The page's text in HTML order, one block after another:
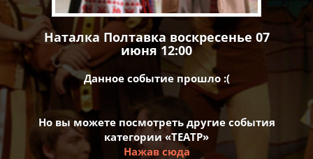
Наталка Полтавка воскресенье 07
июня 12:00
Данное событие прошло :(
Но вы можете посмотреть другие события
категории «ТЕАТР»
Нажав сюда